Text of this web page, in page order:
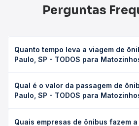
Perguntas
Quanto tempo leva a viagem de
Paulo, SP - TODOS para
Matozinhos, MG leva em média 10h
conforme a viação, o tipo de serviço
Qual é o valor da passagem de
Paulo, SP - TODOS para
TODOS para Matozinhos, MG custa
Quais empresas de ônibus fazem